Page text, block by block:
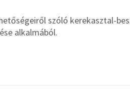
szóló kerekasztal-
alkalmából.